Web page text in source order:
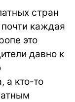
стран
почти каждая
это
давно к
а кто-то